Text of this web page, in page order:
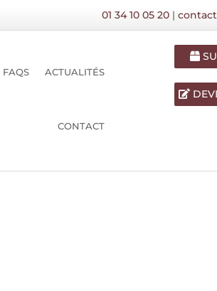
01 34 10 05 20 |
FAQS ACTUALITÉS
CONTACT